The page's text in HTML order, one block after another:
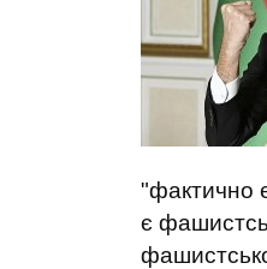
"фактично
є